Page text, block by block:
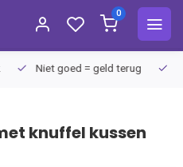
0
Niet goed = geld terug
knuffel kussen